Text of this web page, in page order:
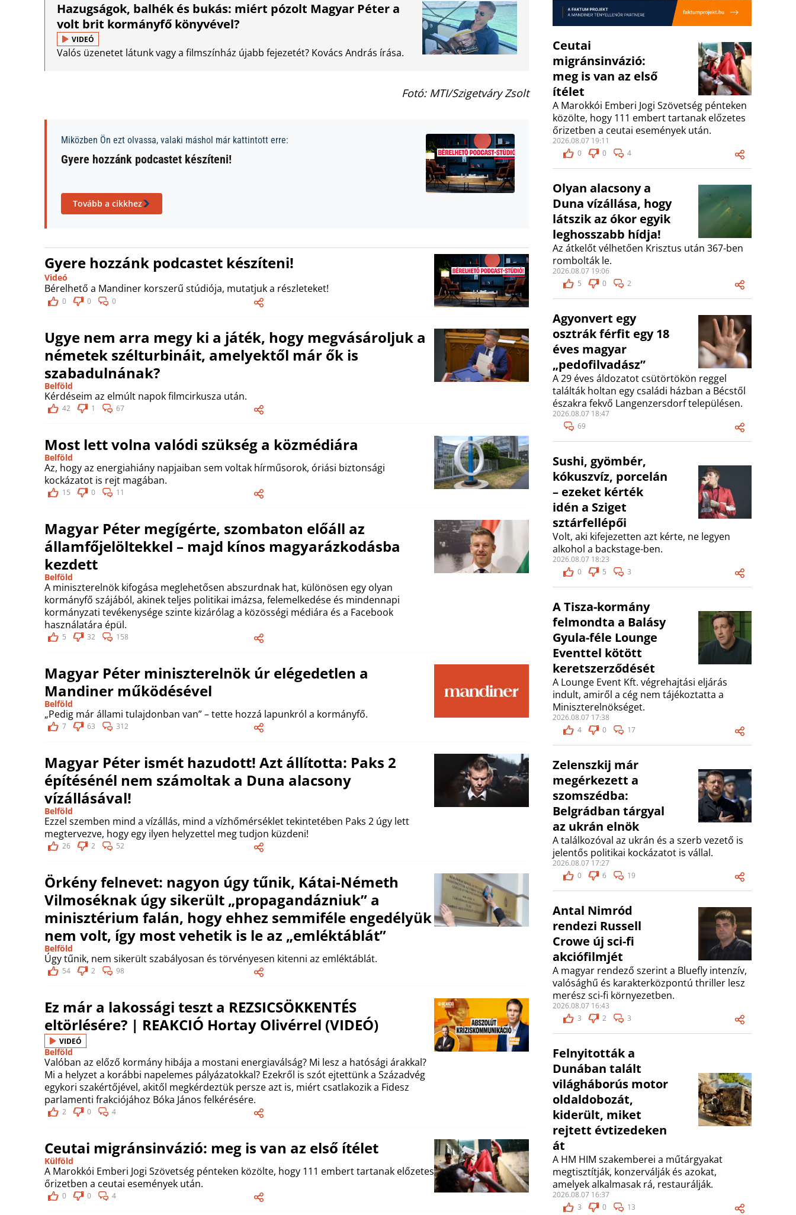
Hazugságok, balhék és bukás: miért pózolt Magyar Péter a
volt brit kormányfő könyvével?
VIDEÓ
Valós üzenetet látunk vagy a filmszínház újabb fejezetét? Kovács András írása.
Fotó: MTI/Szigetváry Zsolt
Miközben Ön ezt olvassa, valaki máshol már kattintott erre:
Gyere hozzánk podcastet készíteni!
Tovább a cikkhez
Gyere hozzánk podcastet készíteni!
Videó
Bérelhető a Mandiner korszerű stúdiója, mutatjuk a részleteket!
0 0 0
Ugye nem arra megy ki a játék, hogy megvásároljuk a
németek szélturbináit, amelyektől már ők is
szabadulnának?
Belföld
Kérdéseim az elmúlt napok filmcirkusza után.
42 1 67
Most lett volna valódi szükség a közmédiára
Belföld
Az, hogy az energiahiány napjaiban sem voltak hírműsorok, óriási biztonsági
kockázatot is rejt magában.
15 0 11
Magyar Péter megígérte, szombaton előáll az
államfőjelöltekkel – majd kínos magyarázkodásba
kezdett
Belföld
A miniszterelnök kifogása meglehetősen abszurdnak hat, különösen egy olyan
kormányfő szájából, akinek teljes politikai imázsa, felemelkedése és mindennapi
kormányzati tevékenysége szinte kizárólag a közösségi médiára és a Facebook
használatára épül.
5 32 158
Magyar Péter miniszterelnök úr elégedetlen a
Mandiner működésével
Belföld
„Pedig már állami tulajdonban van” – tette hozzá lapunkról a kormányfő.
7 63 312
Magyar Péter ismét hazudott! Azt állította: Paks 2
építésénél nem számoltak a Duna alacsony
vízállásával!
Belföld
Ezzel szemben mind a vízállás, mind a vízhőmérséklet tekintetében Paks 2 úgy lett
megtervezve, hogy egy ilyen helyzettel meg tudjon küzdeni!
26 2 52
Örkény felnevet: nagyon úgy tűnik, Kátai-Németh
Vilmoséknak úgy sikerült „propagandázniuk” a
minisztérium falán, hogy ehhez semmiféle engedélyük
nem volt, így most vehetik is le az „emléktáblát”
Belföld
Úgy tűnik, nem sikerült szabályosan és törvényesen kitenni az emléktáblát.
54 2 98
Ez már a lakossági teszt a REZSICSÖKKENTÉS
eltörlésére? | REAKCIÓ Hortay Olivérrel (VIDEÓ)
VIDEÓ
Belföld
Valóban az előző kormány hibája a mostani energiaválság? Mi lesz a hatósági árakkal?
Mi a helyzet a korábbi napelemes pályázatokkal? Ezekről is szót ejtettünk a Századvég
egykori szakértőjével, akitől megkérdeztük persze azt is, miért csatlakozik a Fidesz
parlamenti frakciójához Bóka János felkérésére.
2 0 4
Ceutai migránsinvázió: meg is van az első ítélet
Külföld
A Marokkói Emberi Jogi Szövetség pénteken közölte, hogy 111 embert tartanak előzetes
őrizetben a ceutai események után.
0 0 4
Ceutai
migránsinvázió:
meg is van az első
ítélet
A Marokkói Emberi Jogi Szövetség pénteken
közölte, hogy 111 embert tartanak előzetes
őrizetben a ceutai események után.
2026.08.07 19:11
0
0 4
Olyan alacsony a
Duna vízállása, hogy
látszik az ókor egyik
leghosszabb hídja!
Az átkelőt vélhetően Krisztus után 367-ben
rombolták le.
2026.08.07 19:06
5
0 2
Agyonvert egy
osztrák férfit egy 18
éves magyar
„pedofilvadász”
A 29 éves áldozatot csütörtökön reggel
találták holtan egy családi házban a Bécstől
északra fekvő Langenzersdorf településen.
2026.08.07 18:47
69
Sushi, gyömbér,
kókuszvíz, porcelán
– ezeket kérték
idén a Sziget
sztárfellépői
Volt, aki kifejezetten azt kérte, ne legyen
alkohol a backstage-ben.
2026.08.07 18:23
0
5 3
A Tisza-kormány
felmondta a Balásy
Gyula-féle Lounge
Eventtel kötött
keretszerződését
A Lounge Event Kft. végrehajtási eljárás
indult, amiről a cég nem tájékoztatta a
Miniszterelnökséget.
2026.08.07 17:38
4
0 17
Zelenszkij már
megérkezett a
szomszédba:
Belgrádban tárgyal
az ukrán elnök
A találkozóval az ukrán és a szerb vezető is
jelentős politikai kockázatot is vállal.
2026.08.07 17:27
0
6 19
Antal Nimród
rendezi Russell
Crowe új sci-fi
akciófilmjét
A magyar rendező szerint a Bluefly intenzív,
valósághű és karakterközpontú thriller lesz
merész sci-fi környezetben.
2026.08.07 16:43
3
2 3
Felnyitották a
Dunában talált
világháborús motor
oldaldobozát,
kiderült, miket
rejtett évtizedeken
át
A HM HIM szakemberei a műtárgyakat
megtisztítják, konzerválják és azokat,
amelyek alkalmasak rá, restaurálják.
2026.08.07 16:37
3
0 13